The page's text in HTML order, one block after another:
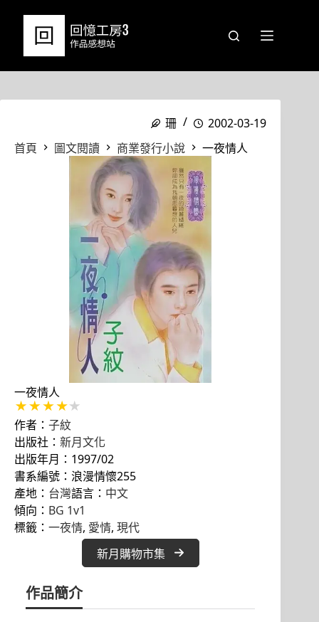
珊
2002-03-19
首頁
圖文閱讀 商業發行小說 一夜情人
一夜情人
作者： 子紋
出版社： 新月文化
出版年月：1997/02
書系編號：浪漫情懷255
產地： 台灣語言： 中文
傾向： BG 1v1
標籤： 一夜情, 愛情, 現代
新月購物市集
作品簡介